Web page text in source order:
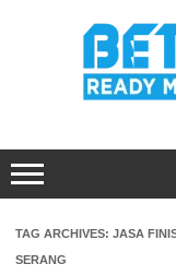
TAG ARCHIVES: JASA
SERANG